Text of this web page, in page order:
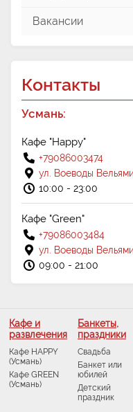
Вакансии
Контакты
Усмань:
Кафе "Happy"
+79086003474
ул. Воеводы
10:00 - 23:00
Кафе "Green"
+79086003484
ул. Воеводы
09:00 - 21:00
Кафе и
развлечения
Кафе HAPPY
(Усмань)
Кафе GREEN
(Усмань)
Банкеты,
праздники
Свадьба
Банкет или
юбилей
Детский
праздник